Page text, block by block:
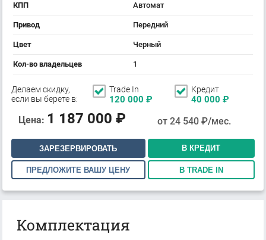
КПП Автомат
Привод Передний
Цвет Черный
Кол-во владельцев 1
Делаем скидку,
если вы берете в:
Trade In
120 000 ₽
Кредит
40 000 ₽
Цена: 1 187 000 ₽ от 24 540₽/мес.
ЗАРЕЗЕРВИРОВАТЬ В КРЕДИТ
ПРЕДЛОЖИТЕ ВАШУ ЦЕНУ В TRADE IN
Комплектация